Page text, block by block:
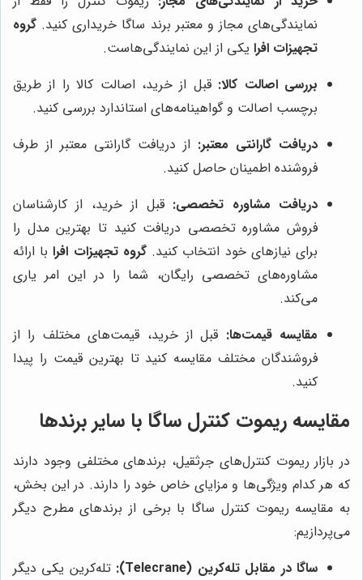
نمایندگی‌های مجاز و معتبر برند ساگا خریداری کنید. گروه
تجهیزات افرا یکی از این نمایندگی‌هاست.
بررسی اصالت کالا: قبل از خرید، اصالت کالا را از طریق
برچسب اصالت و گواهینامه‌های استاندارد بررسی کنید.
دریافت گارانتی معتبر: از دریافت گارانتی معتبر از طرف
فروشنده اطمینان حاصل کنید.
دریافت مشاوره تخصصی: قبل از خرید، از کارشناسان
فروش مشاوره تخصصی دریافت کنید تا بهترین مدل را
برای نیازهای خود انتخاب کنید.گروه تجهیزات افرابا ارائه
مشاوره‌های تخصصی رایگان، شما را در این امر یاری
می‌کند.
مقایسه قیمت‌ها: قبل از خرید، قیمت‌های مختلف را از
فروشندگان مختلف مقایسه کنید تا بهترین قیمت را پیدا
کنید.
مقایسه ریموت کنترل ساگا با سایر برندها
در بازار ریموت کنترل‌های جرثقیل، برندهای مختلفی وجود دارند
که هر کدام ویژگی‌ها و مزایای خاص خود را دارند. در این بخش،
به مقایسه ریموت کنترل ساگا با برخی از برندهای مطرح دیگر
می‌پردازیم:
ساگا در مقابل تله‌کرین (Telecrane):
تله‌کرین یکی دیگر